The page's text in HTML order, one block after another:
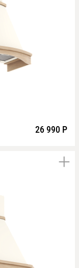
26 990 Р